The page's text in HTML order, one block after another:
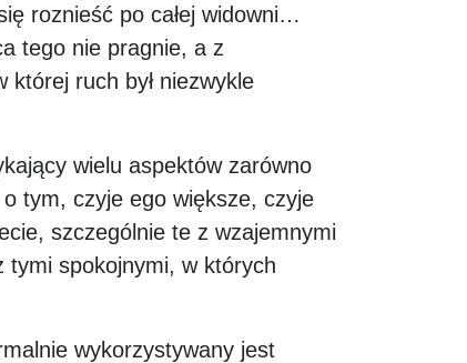
roznieść po całej widowni…
tego nie pragnie, a z
której ruch był niezwykle
wielu aspektów zarówno
tym, czyje ego większe, czyje
szczególnie te z wzajemnymi
tymi spokojnymi, w których
wykorzystywany jest